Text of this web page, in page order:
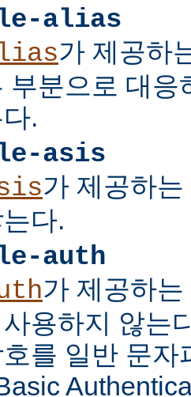
alias
가 제공하
부분으로 대응
.
asis
가 제공하
다.
auth
가 제공하
용하지 않는
를 일반 문자